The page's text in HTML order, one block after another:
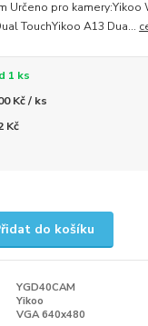
Určeno pro kamery:Yikoo
TouchYikoo A13 Dua...
1 ks
Kč / ks
Kč
do košíku
YGD40CAM
Yikoo
VGA 640x480